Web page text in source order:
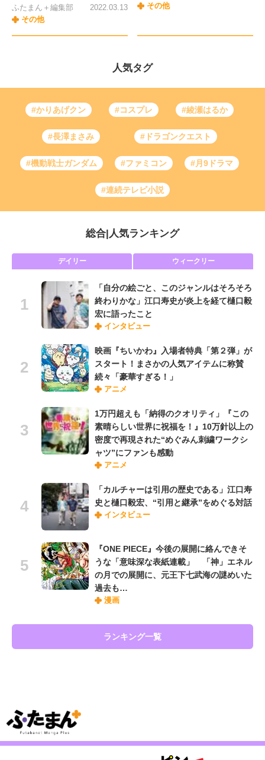
ふたまん＋編集部
その他
2022.03.13
その他
人気タグ
#かりあげクン #コスプレ #綾瀬はるか
#長澤まさみ #ドラゴンクエスト
#機動戦士ガンダム #ファミコン #月9ドラマ
#連続テレビ小説
総合 人気ランキング
デイリー ウィークリー
「自分の絵ごと、このジャンルはそろそろ
終わりかな」江口寿史が炎上を経て樋口毅
宏に語ったこと
インタビュー
映画『ちいかわ』入場者特典「第２弾」が
スタート！まさかの人気アイテムに称賛
続々「豪華すぎる！」
アニメ
1万円超えも「納得のクオリティ」『この
素晴らしい世界に祝福を！』10万針以上の
密度で再現された“めぐみん刺繍ワークシ
ャツ”にファンも感動
アニメ
「カルチャーは引用の歴史である」江口寿
史と樋口毅宏、“引用と継承”をめぐる対話
インタビュー
『ONE PIECE』今後の展開に絡んできそ
うな「意味深な表紙連載」 「神」エネル
の月での展開に、元王下七武海の謎めいた
過去も…
漫画
ランキング一覧